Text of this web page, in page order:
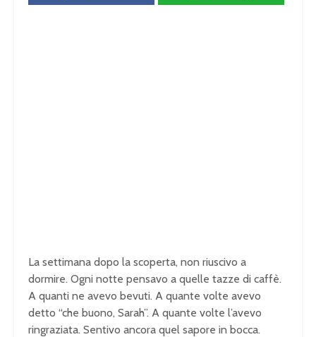
La settimana dopo la scoperta, non riuscivo a
dormire. Ogni notte pensavo a quelle tazze di caffè.
A quanti ne avevo bevuti. A quante volte avevo
detto “che buono, Sarah”. A quante volte l’avevo
ringraziata. Sentivo ancora quel sapore in bocca.